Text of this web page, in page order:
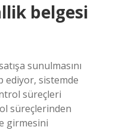
belgesi
sunulmasını
ediyor, sistemde
süreçleri
süreçlerinden
girmesini